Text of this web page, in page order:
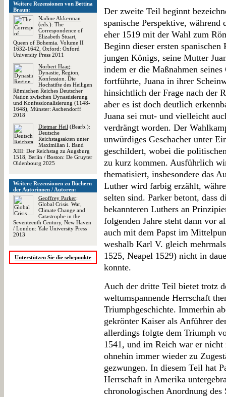
Weitere Rezensionen von Bettina
Braun:
Nadine Akkerman
(eds.): The
Correspondence of
Elizabeth Stuart,
Queen of Bohemia. Volume II
1632-1642, Oxford: Oxford
University Press 2011
Norbert Haag:
Dynastie, Region,
Konfession. Die
Hochstifte des Heiligen
Römischen Reiches Deutscher
Nation zwischen Dynastisierung
und Konfessionalisierung (1148-
1648), Münster: Aschendorff
2018
Dietmar Heil (Bearb.):
Deutsche
Reichstagsakten unter
Maximilian I. Band
XIII: Der Reichstag zu Augsburg
1518, Berlin / Boston: De Gruyter
Oldenbourg 2025
Weitere Rezensionen zu Büchern
der Autorinnen / Autoren:
Geoffrey Parker:
Global Crisis. War,
Climate Change and
Catastrophe in the
Seventeenth Century, New Haven
/ London: Yale University Press
2013
Unterstützen Sie die sehepunkte
Der zweite Teil beginnt
spanische Perspektive, während
eher 1519 mit der Wahl zum
Beginn dieser ersten spanischen
jungen Königs, seine Mutter
indem er die Maßnahmen
fortführte, Juana in ihrer
hinsichtlich der Frage nach der
aber es ist doch deutlich
Juana sei mut- und vielleicht
verdrängt worden. Der
unwürdiges Geschacher unter
geschildert, wobei die
zu kurz kommen. Ausführlich
thematisiert, insbesondere das
Luther wird farbig erzählt,
selten sind. Parker betont, dass
bekannteren Luthers an
folgenden Jahre steht dann vor
auch mit dem Papst im
weshalb Karl V. gleich
1525, Neapel 1529) nicht in
konnte.
Auch der dritte Teil bietet trotz
weltumspannende Herrschaft
Triumphgeschichte. Immerhin
gekrönter Kaiser als Anführer
allerdings folgte dem Triumph
1541, und im Reich war er
ohnehin immer wieder zu
gezwungen. In diesem Teil hat
Herrschaft in Amerika
chronologischen Anordnung